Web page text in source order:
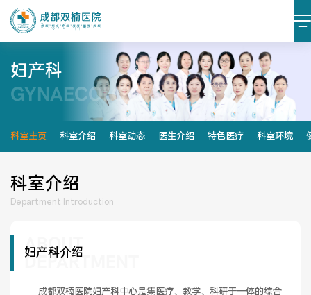
医院简介 医院文化
设施设备 环境照片
妇产科
GYNAECOLOGY
科室主页 科室介绍 科室动态 医生介绍 特色医疗 科室环境
科室介绍
Department Introduction
妇产科介绍
ABOUT
DEPARTMENT